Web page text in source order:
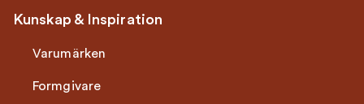
Kunskap & Inspiration
Varumärken
Formgivare